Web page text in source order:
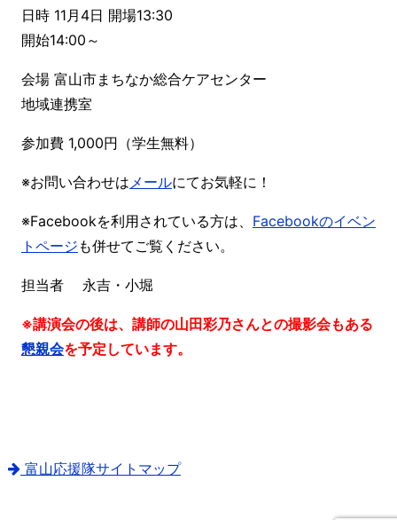
日時 11月4日 開場13:30
開始14:00～
会場 富山市まちなか総合ケアセンター
地域連携室
参加費 1,000円（学生無料）
※お問い合わせはメールにてお気軽に！
※Facebookを利用されている方は、 Facebookのイベン
トページ も併せてご覧ください。
担当者 永吉・小堀
※講演会の後は、講師の山田彩乃さんとの撮影会もある
懇親会を予定しています。
富山応援隊サイトマップ